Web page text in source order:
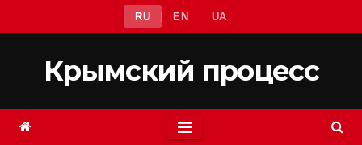
к
содержимому
RU EN UA
Крымский процесс